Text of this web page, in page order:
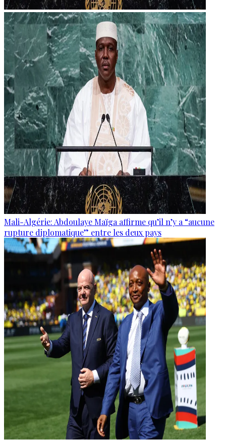
Mali-Algérie: Abdoulaye Maïga affirme qu’il n’y a “aucune
rupture diplomatique” entre les deux pays